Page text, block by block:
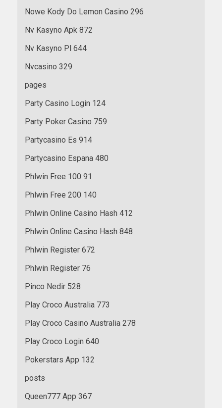
Nowe Kody Do Lemon Casino 296
Nv Kasyno Apk 872
Nv Kasyno Pl 644
Nvcasino 329
pages
Party Casino Login 124
Party Poker Casino 759
Partycasino Es 914
Partycasino Espana 480
Phlwin Free 100 91
Phlwin Free 200 140
Phlwin Online Casino Hash 412
Phlwin Online Casino Hash 848
Phlwin Register 672
Phlwin Register 76
Pinco Nedir 528
Play Croco Australia 773
Play Croco Casino Australia 278
Play Croco Login 640
Pokerstars App 132
posts
Queen777 App 367